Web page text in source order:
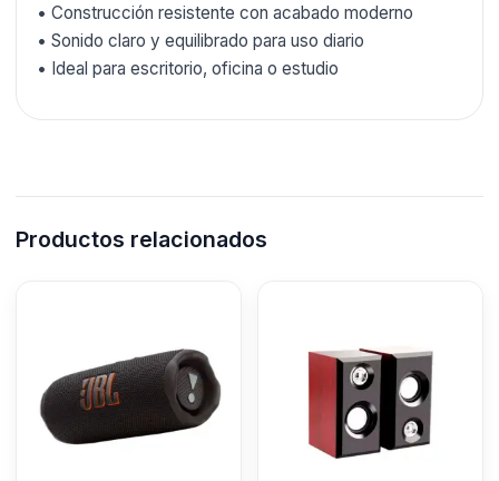
• Construcción resistente con acabado moderno
• Sonido claro y equilibrado para uso diario
• Ideal para escritorio, oficina o estudio
Productos relacionados